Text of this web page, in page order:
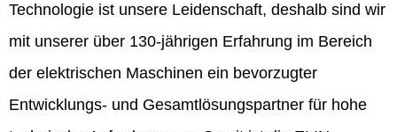
Technologie ist unsere Leidenschaft, deshalb sind wir
mit unserer über 130-jährigen Erfahrung im Bereich
der elektrischen Maschinen ein bevorzugter
Entwicklungs- und Gesamtlösungspartner für hohe